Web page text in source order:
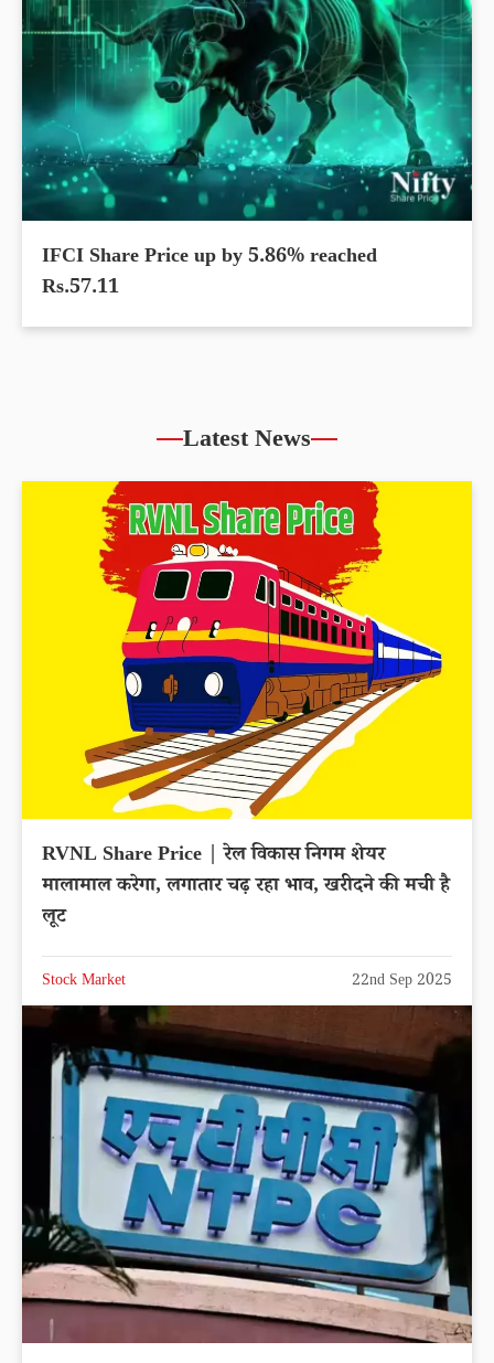
IFCI Share Price up by 5.86% reached
Rs.57.11
Latest News
RVNL Share Price | रेल विकास निगम शेयर
मालामाल करेगा, लगातार चढ़ रहा भाव, खरीदने की मची है
लूट
Stock Market 22nd Sep 2025